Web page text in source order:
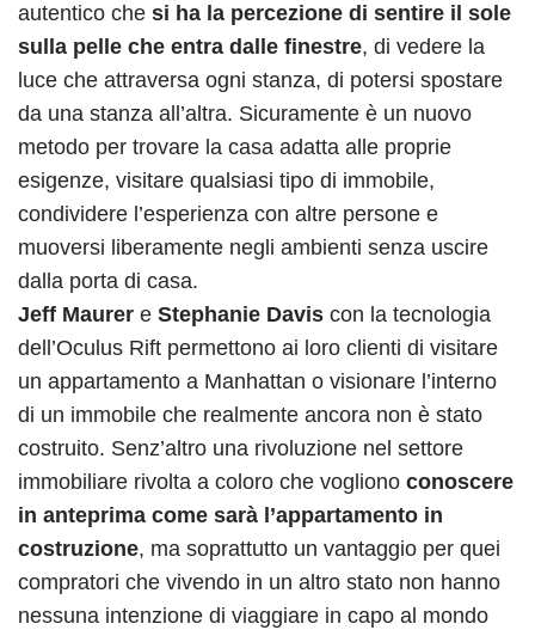
autentico che si ha la percezione di sentire il sole
sulla pelle che entra dalle finestre, di vedere la
luce che attraversa ogni stanza, di potersi spostare
da una stanza all’altra. Sicuramente è un nuovo
metodo per trovare la casa adatta alle proprie
esigenze, visitare qualsiasi tipo di immobile,
condividere l’esperienza con altre persone e
muoversi liberamente negli ambienti senza uscire
dalla porta di casa.
Jeff Maurer e Stephanie Davis con la tecnologia
dell’Oculus Rift permettono ai loro clienti di visitare
un appartamento a Manhattan o visionare l’interno
di un immobile che realmente ancora non è stato
costruito. Senz’altro una rivoluzione nel settore
immobiliare rivolta a coloro che vogliono conoscere
in anteprima come sarà l’appartamento in
costruzione, ma soprattutto un vantaggio per quei
compratori che vivendo in un altro stato non hanno
nessuna intenzione di viaggiare in capo al mondo